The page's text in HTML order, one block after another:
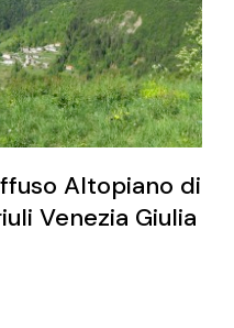
Altopiano di
Venezia Giulia